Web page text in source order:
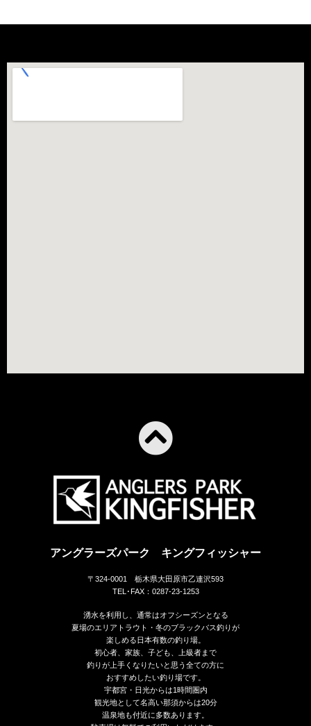
アングラーズパーク キングフィッシャー
〒324-0001 栃木県大田原市乙連沢593
TEL･FAX：0287-23-1253
湧水を利用し、通常はオフシーズンとなる
夏場のエリアトラウト・冬のブラックバス釣りが
楽しめる日本有数の釣り場。
初心者、家族、子ども、上級者まで
釣りが上手くなりたいと思う全ての方に
おすすめしたい釣り場です。
宇都宮・日光からは1時間圏内
観光地として名高い那須からは20分
温泉地も付近に多数あります。